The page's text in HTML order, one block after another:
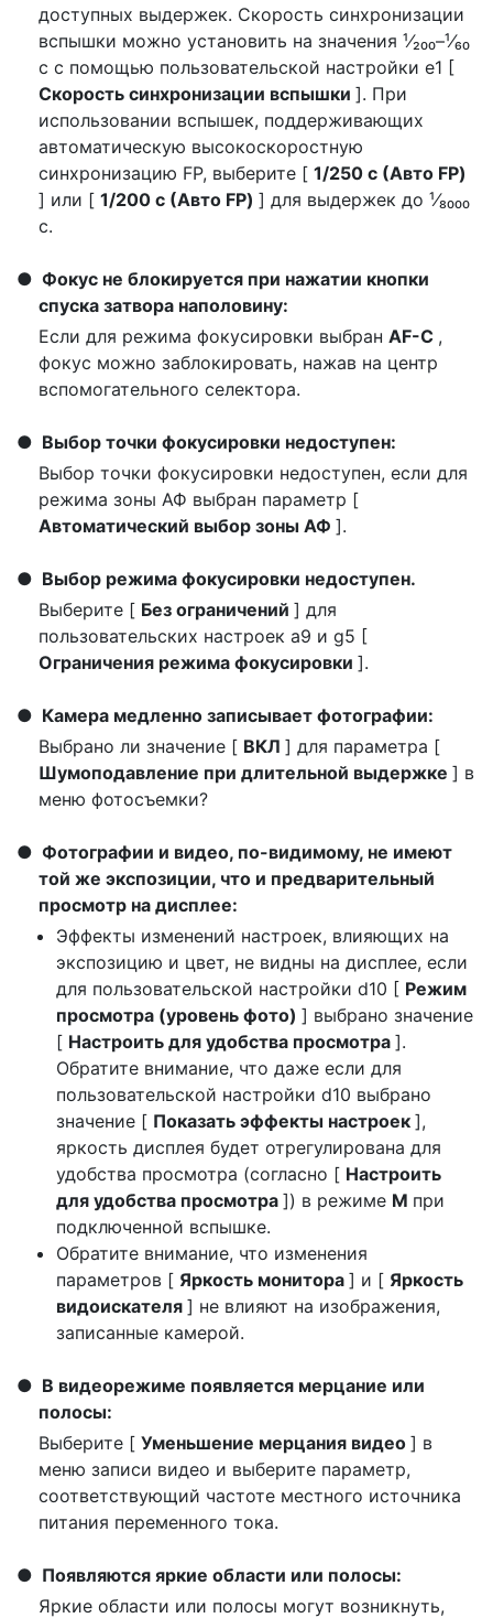
доступных выдержек. Скорость синхронизации
вспышки можно установить на значения ¹⁄₂₀₀–¹⁄₆₀
с с помощью пользовательской настройки e1 [
Скорость синхронизации вспышки ]. При
использовании вспышек, поддерживающих
автоматическую высокоскоростную
синхронизацию FP, выберите [ 1/250 с (Авто FP)
] или [ 1/200 с (Авто FP) ] для выдержек до ¹⁄₈₀₀₀
с.
Фокус не блокируется при нажатии кнопки
спуска затвора наполовину:
Если для режима фокусировки выбран AF-C ,
фокус можно заблокировать, нажав на центр
вспомогательного селектора.
Выбор точки фокусировки недоступен:
Выбор точки фокусировки недоступен, если для
режима зоны АФ выбран параметр [
Автоматический выбор зоны АФ ].
Выбор режима фокусировки недоступен.
Выберите [ Без ограничений ] для
пользовательских настроек a9 и g5 [
Ограничения режима фокусировки ].
Камера медленно записывает фотографии:
Выбрано ли значение [ ВКЛ ] для параметра [
Шумоподавление при длительной выдержке ] в
меню фотосъемки?
Фотографии и видео, по-видимому, не имеют
той же экспозиции, что и предварительный
просмотр на дисплее:
Эффекты изменений настроек, влияющих на
экспозицию и цвет, не видны на дисплее, если
для пользовательской настройки d10 [ Режим
просмотра (уровень фото) ] выбрано значение
[ Настроить для удобства просмотра ].
Обратите внимание, что даже если для
пользовательской настройки d10 выбрано
значение [ Показать эффекты настроек ],
яркость дисплея будет отрегулирована для
удобства просмотра (согласно [ Настроить
для удобства просмотра ]) в режиме M при
подключенной вспышке.
Обратите внимание, что изменения
параметров [ Яркость монитора ] и [ Яркость
видоискателя ] не влияют на изображения,
записанные камерой.
В видеорежиме появляется мерцание или
полосы:
Выберите [ Уменьшение мерцания видео ] в
меню записи видео и выберите параметр,
соответствующий частоте местного источника
питания переменного тока.
Появляются яркие области или полосы:
Яркие области или полосы могут возникнуть,